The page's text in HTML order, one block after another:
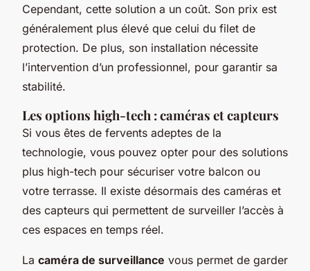
Cependant, cette solution a un coût. Son prix est
généralement plus élevé que celui du filet de
protection. De plus, son installation nécessite
l’intervention d’un professionnel, pour garantir sa
stabilité.
Les options high-tech : caméras et capteurs
Si vous êtes de fervents adeptes de la
technologie, vous pouvez opter pour des solutions
plus high-tech pour sécuriser votre balcon ou
votre terrasse. Il existe désormais des caméras et
des capteurs qui permettent de surveiller l’accès à
ces espaces en temps réel.
La caméra de surveillance vous permet de garder